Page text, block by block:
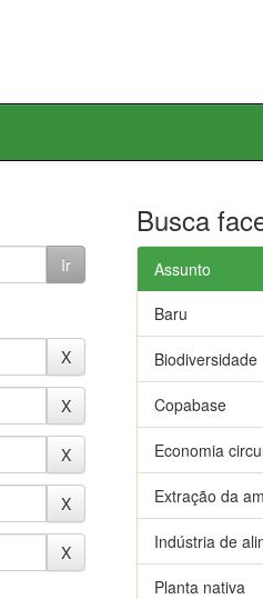
Busca
Assunto
Baru
Biodiversidade
Copabase
Economia
Extração da
Indústria de
Planta nativa